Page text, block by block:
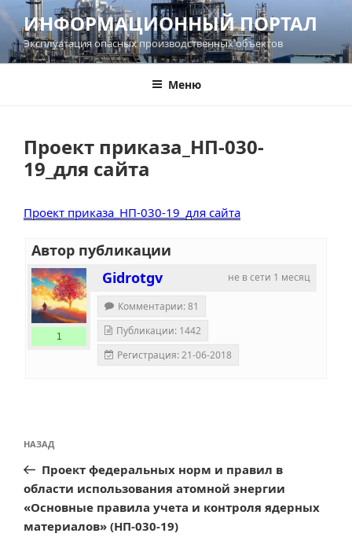
Перейти
содержимому
ИНФОРМАЦИОННЫЙ ПОРТАЛ
Эксплуатация опасных производственных объектов
Меню
Проект приказа_НП-030-
19_для сайта
Проект приказа_НП-030-19_для сайта
Автор публикации
не в сети 1 месяц
Gidrotgv
1
Комментарии: 81
Публикации: 1442
Регистрация: 21-06-2018
Навигация
записям
Предыдущая
запись:
НАЗАД
Проект федеральных норм и правил в
области использования атомной энергии
«Основные правила учета и контроля ядерных
материалов» (НП-030-19)